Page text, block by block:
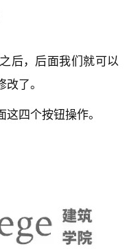
后，后面我们就可以
了。
四个按钮操作。